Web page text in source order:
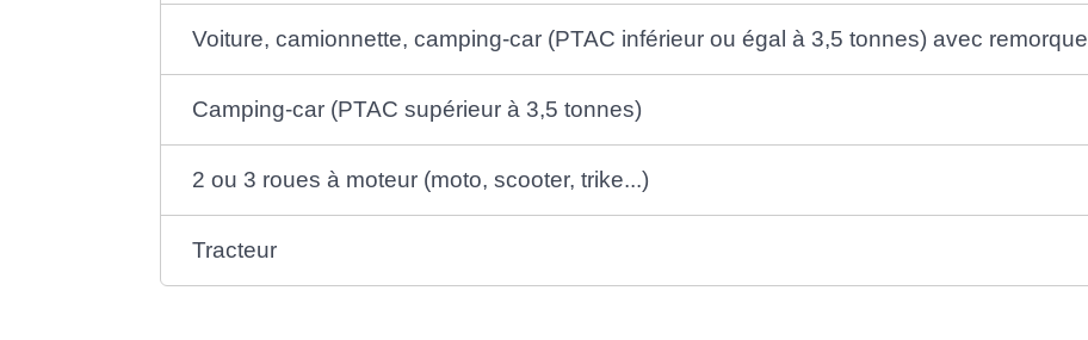
Voiture, camionnette, camping-car (PTAC inférieur ou égal à 3,5 tonnes) avec remorque
Camping-car (PTAC supérieur à 3,5 tonnes)
2 ou 3 roues à moteur (moto, scooter, trike...)
Tracteur